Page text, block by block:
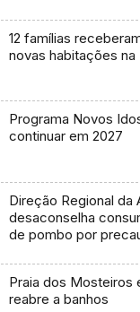
12 famílias
novas habitações na
Programa Novos
continuar em 2027
Direção Regional da
desaconselha
de pombo por
Praia dos Mosteiros
reabre a banhos